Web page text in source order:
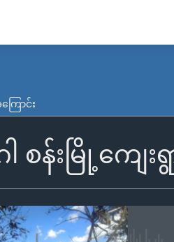
ြောင်း
ါ စန်းမြို့ကျ